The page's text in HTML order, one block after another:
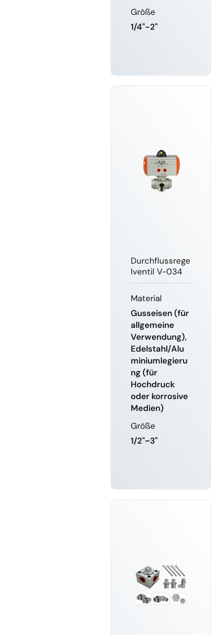
Größe
1/4"-2"
ERFAHREN
Durchflussrege
lventil V-034
Material
Gusseisen (für
allgemeine
Verwendung),
Edelstahl/Alu
miniumlegieru
ng (für
Hochdruck
oder korrosive
Medien)
Größe
1/2"~3"
ERFAHREN